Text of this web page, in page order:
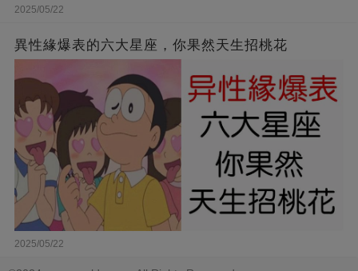
2025/05/22
異性緣爆表的六大星座，你果然天生招桃花
2025/05/22